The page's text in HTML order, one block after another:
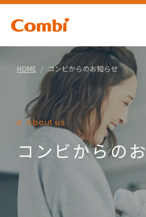
HOME コンビからのお知らせ
About us
コンビからの